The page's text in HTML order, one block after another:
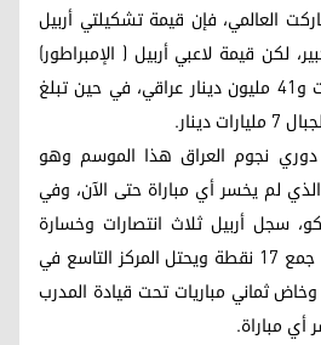
العالمي، فإن قيمة تشكيلتي أربيل
لكن قيمة لاعبي أربيل ( الإمبراطور)
تبقى أعلى وتبلغ 7 مليارات و41 مليون دينار عراقي، في حين تبلغ
نقطة في دوري نجوم العراق هذا الموسم وهو
لم يخسر أي مباراة حتى الآن، وفي
سجل أربيل ثلاث انتصارات وخسارة
وتعادل واحد، بينما دهوك جمع 17 نقطة ويحتل المركز التاسع في
ثماني مباريات تحت قيادة المدرب
مباراة.